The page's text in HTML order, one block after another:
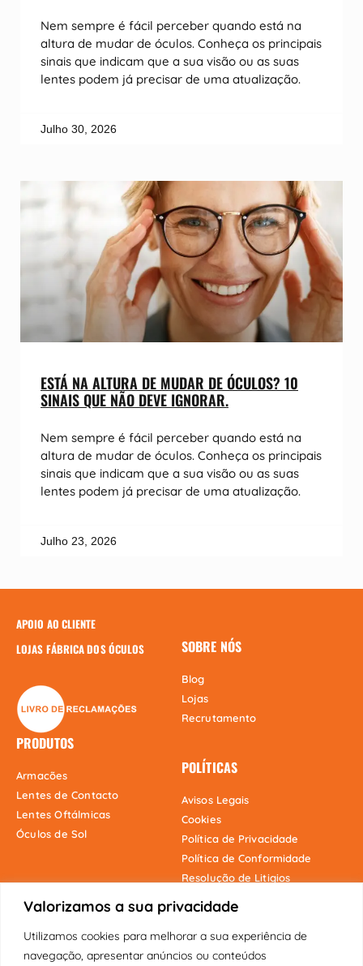
Valorizamos a sua privacidade
Utilizamos cookies para melhorar a sua experiência de
navegação, apresentar anúncios ou conteúdos
Nem sempre é fácil perceber quando está na
altura de mudar de óculos. Conheça os principais
sinais que indicam que a sua visão ou as suas
lentes podem já precisar de uma atualização.
Julho 30, 2026
ESTÁ NA ALTURA DE MUDAR DE ÓCULOS? 10
SINAIS QUE NÃO DEVE IGNORAR.
Nem sempre é fácil perceber quando está na
altura de mudar de óculos. Conheça os principais
sinais que indicam que a sua visão ou as suas
lentes podem já precisar de uma atualização.
Julho 23, 2026
APOIO AO CLIENTE
LOJAS FÁBRICA DOS ÓCULOS
SOBRE NÓS
Blog
Lojas
Recrutamento
PRODUTOS
Armacões
Lentes de Contacto
Lentes Oftálmicas
Óculos de Sol
POLÍTICAS
Avisos Legais
Cookies
Política de Privacidade
Política de Conformidade
Resolução de Litigios
Onde estamos